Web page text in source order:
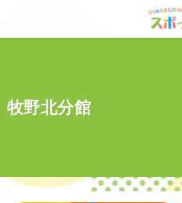
牧野北分館